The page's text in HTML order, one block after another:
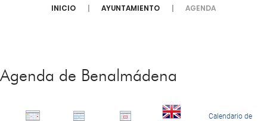
INICIO AYUNTAMIENTO AGENDA
Agenda de Benalmádena
Calendario de